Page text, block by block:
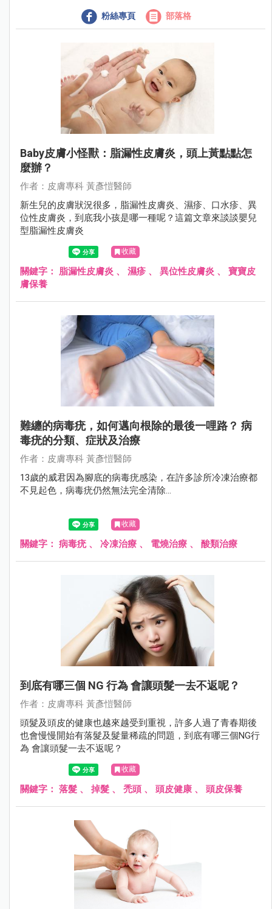
粉絲專頁 部落格
Baby皮膚小怪獸：脂漏性皮膚炎，頭上黃點點怎
麼辦？
作者：⽪膚專科 黃彥愷醫師
新生兒的皮膚狀況很多，脂漏性皮膚炎、濕疹、口水疹、異
位性皮膚炎，到底我小孩是哪一種呢？這篇文章來談談嬰兒
型脂漏性皮膚炎
收藏
關鍵字： 脂漏性皮膚炎 、 濕疹 、 異位性皮膚炎 、 寶寶皮
膚保養
難纏的病毒疣，如何邁向根除的最後一哩路？ 病
毒疣的分類、症狀及治療
作者：⽪膚專科 黃彥愷醫師
13歲的威君因為腳底的病毒疣感染，在許多診所冷凍治療都
不見起色，病毒疣仍然無法完全清除...
收藏
關鍵字： 病毒疣、 冷凍治療 、 電燒治療 、 酸類治療
到底有哪三個 NG 行為 會讓頭髮一去不返呢？
作者：⽪膚專科 黃彥愷醫師
頭髮及頭皮的健康也越來越受到重視，許多人過了青春期後
也會慢慢開始有落髮及髮量稀疏的問題，到底有哪三個NG行
為 會讓頭髮一去不返呢？
收藏
關鍵字： 落髮 、 掉髮 、 禿頭 、 頭皮健康 、 頭皮保養